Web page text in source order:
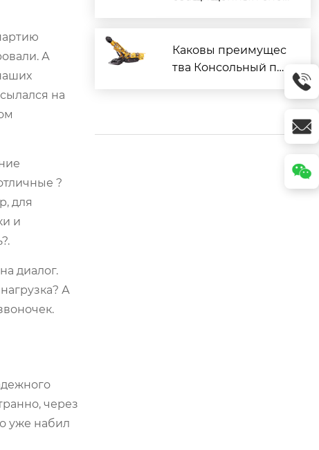
А
на
?
для
и
диалог.
А
через
уже набил
Каковы преимущес
тва Консольный пр